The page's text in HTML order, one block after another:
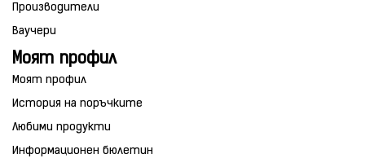
Производители
Ваучери
Моят профил
Моят профил
История на поръчките
Любими продукти
Информационен бюлетин